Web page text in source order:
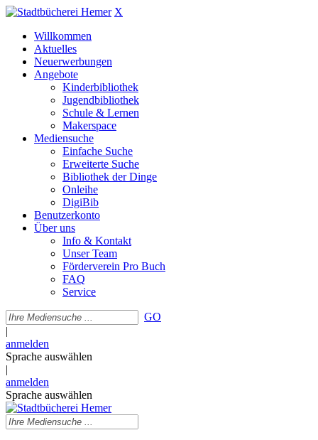
X
Willkommen
Aktuelles
Neuerwerbungen
Angebote
Kinderbibliothek
Jugendbibliothek
Schule & Lernen
Makerspace
Mediensuche
Einfache Suche
Erweiterte Suche
Bibliothek der Dinge
Onleihe
DigiBib
Benutzerkonto
Über uns
Info & Kontakt
Unser Team
Förderverein Pro Buch
FAQ
Service
GO
|
anmelden
Sprache auswählen
|
anmelden
Sprache auswählen